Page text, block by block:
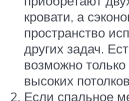
кровати, а
пространство
других задач.
возможно
высоких
Если спальное